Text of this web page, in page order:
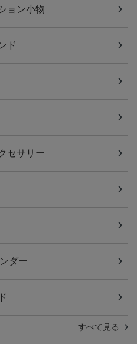
ョン小物
ド
セサリー
ダー
すべて見る